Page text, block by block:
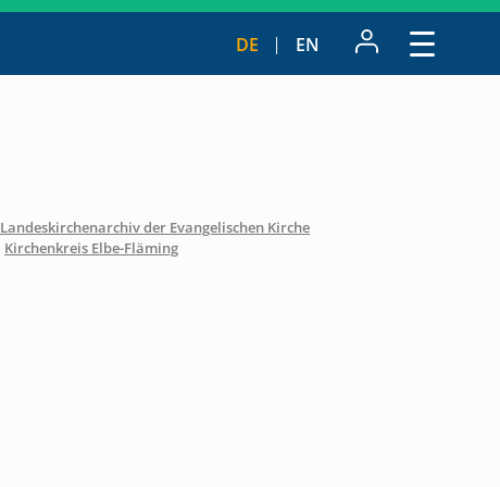
DE EN
Landeskirchenarchiv der Evangelischen Kirche
Kirchenkreis Elbe-Fläming